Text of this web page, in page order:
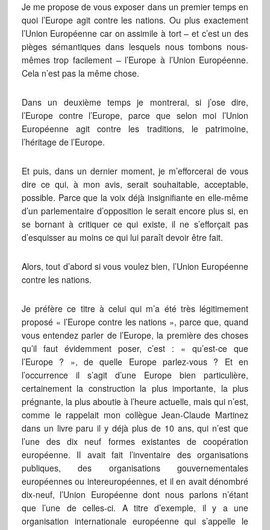
Je me propose de vous exposer dans un premier temps en
quoi l’Europe agit contre les nations. Ou plus exactement
l’Union Européenne car on assimile à tort – et c’est un des
pièges sémantiques dans lesquels nous tombons nous-
mêmes trop facilement – l’Europe à l’Union Européenne.
Cela n’est pas la même chose.
Dans un deuxième temps je montrerai, si j’ose dire,
l’Europe contre l’Europe, parce que selon moi l’Union
Européenne agit contre les traditions, le patrimoine,
l’héritage de l’Europe.
Et puis, dans un dernier moment, je m’efforcerai de vous
dire ce qui, à mon avis, serait souhaitable, acceptable,
possible. Parce que la voix déjà insignifiante en elle-même
d’un parlementaire d’opposition le serait encore plus si, en
se bornant à critiquer ce qui existe, il ne s’efforçait pas
d’esquisser au moins ce qui lui paraît devoir être fait.
Alors, tout d’abord si vous voulez bien, l’Union Européenne
contre les nations.
Je préfère ce titre à celui qui m’a été très légitimement
proposé « l’Europe contre les nations », parce que, quand
vous entendez parler de l’Europe, la première des choses
qu’il faut évidemment poser, c’est : « qu’est-ce que
l’Europe ? », de quelle Europe parlez-vous ? Et en
l’occurrence il s’agit d’une Europe bien particulière,
certainement la construction la plus importante, la plus
prégnante, la plus aboutie à l’heure actuelle, mais qui n’est,
comme le rappelait mon collègue Jean-Claude Martinez
dans un livre paru il y déjà plus de 10 ans, qui n’est que
l’une des dix neuf formes existantes de coopération
européenne. Il avait fait l’inventaire des organisations
publiques, des organisations gouvernementales
européennes ou intereuropéennes, et il en avait dénombré
dix-neuf, l’Union Européenne dont nous parlons n’étant
que l’une de celles-ci. A titre d’exemple, il y a une
organisation internationale européenne qui s’appelle le